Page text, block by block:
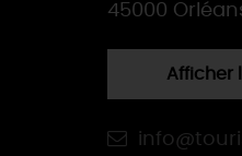
45000
Afficher